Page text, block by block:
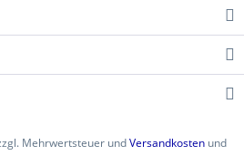
Mehrwertsteuer undVersandkostenund